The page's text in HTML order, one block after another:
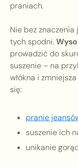
praniach.
Nie bez
tych spodni.
prowadzić do
suszenie – na
włókna i
się:
pranie
suszenie ich
unikanie